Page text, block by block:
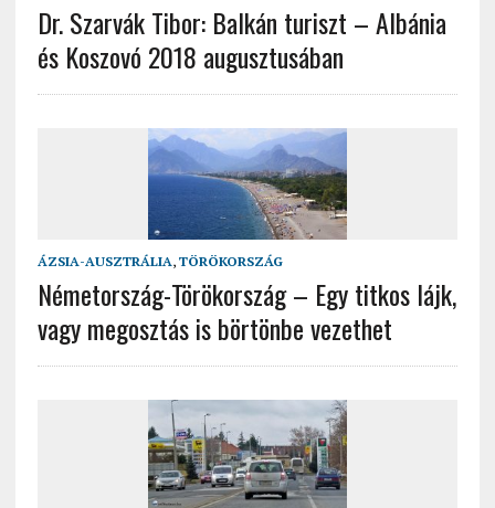
Dr. Szarvák Tibor: Balkán turiszt – Albánia
és Koszovó 2018 augusztusában
ÁZSIA-AUSZTRÁLIA, TÖRÖKORSZÁG
Németország-Törökország – Egy titkos lájk,
vagy megosztás is börtönbe vezethet